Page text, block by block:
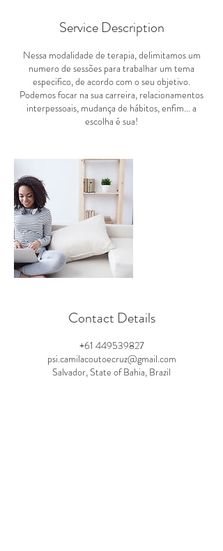
Service Description
Nessa modalidade de terapia, delimitamos um
numero de sessões para trabalhar um tema
especifico, de acordo com o seu objetivo.
Podemos focar na sua carreira, relacionamentos
interpessoais, mudança de hábitos, enfim... a
escolha é sua!
Contact Details
+61 449539827
psi.camilacoutoecruz@gmail.com
Salvador, State of Bahia, Brazil